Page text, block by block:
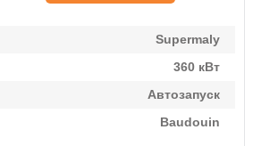
Supermaly
360 кВт
Автозапуск
Baudouin